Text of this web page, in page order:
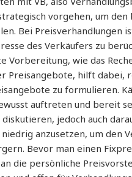
vorgehen, um den
Bei Preisverhandlungen
des Verkäufers zu
Vorbereitung, wie das
Preisangebote, hilft dabei,
zu formulieren.
auftreten und bereit
diskutieren, jedoch auch
niedrig anzusetzen, um den
Bevor man einen
die persönliche